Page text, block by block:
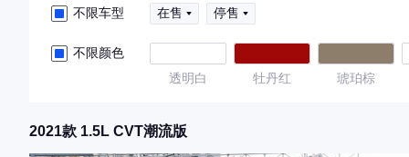
不限车型 在售 停售
不限颜色
透明白
牡丹红 琥珀棕
2021款 1.5L CVT潮流版